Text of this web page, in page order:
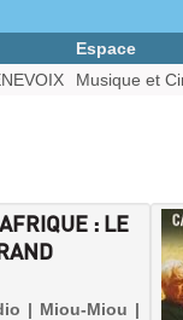
Espace
Musique et
: LE
| Miou-Miou |